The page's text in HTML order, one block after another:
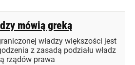
mówią greką
władzy większości jest
z zasadą podziału władz
rządów prawa